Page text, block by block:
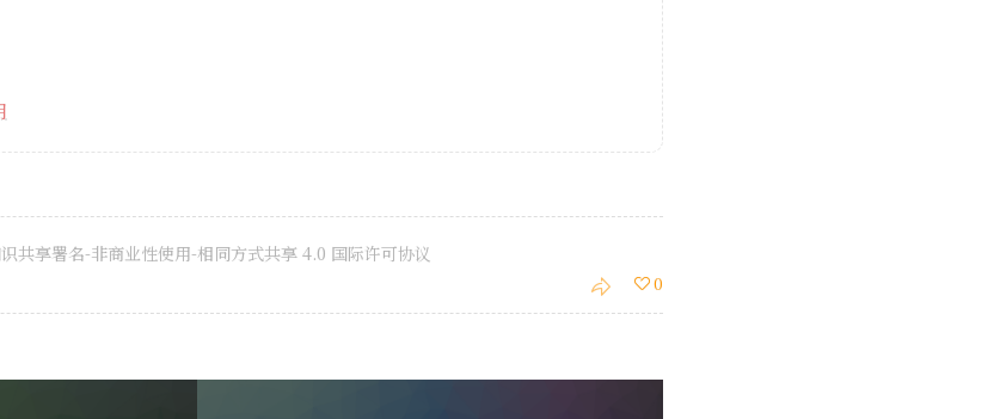
共享署名-非商业性使用-相同方式共享 4.0 国际许可协议
0